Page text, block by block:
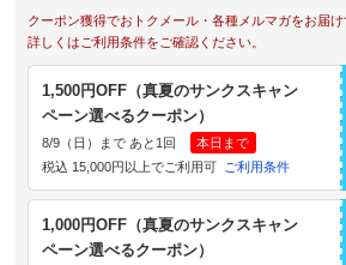
クーポン獲得でおトクメール・各種メルマガをお届け
詳しくはご利用条件をご確認ください。
1,500円OFF（真夏のサンクスキャン
ペーン選べるクーポン）
8/9（日）まで あと1回
本日まで
税込 15,000円以上でご利用可
ご利用条件
1,000円OFF（真夏のサンクスキャン
ペーン選べるクーポン）